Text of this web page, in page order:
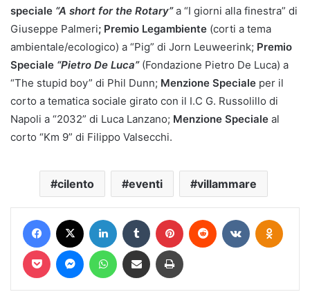
speciale “A short for the Rotary”a “I giorni alla finestra” di
Giuseppe Palmeri; Premio Legambiente (corti a tema
ambientale/ecologico) a “Pig” di Jorn Leuweerink; Premio
Speciale “Pietro De Luca”(Fondazione Pietro De Luca) a
“The stupid boy” di Phil Dunn; Menzione Speciale per il
corto a tematica sociale girato con il I.C G. Russolillo di
Napoli a “2032” di Luca Lanzano; Menzione Speciale al
corto “Km 9” di Filippo Valsecchi.
cilento eventi villammare
Facebook LinkedIn Tumblr Pinterest Reddit VKontakte
Pocket MessengerWhatsAppCondividi via mail Stampa